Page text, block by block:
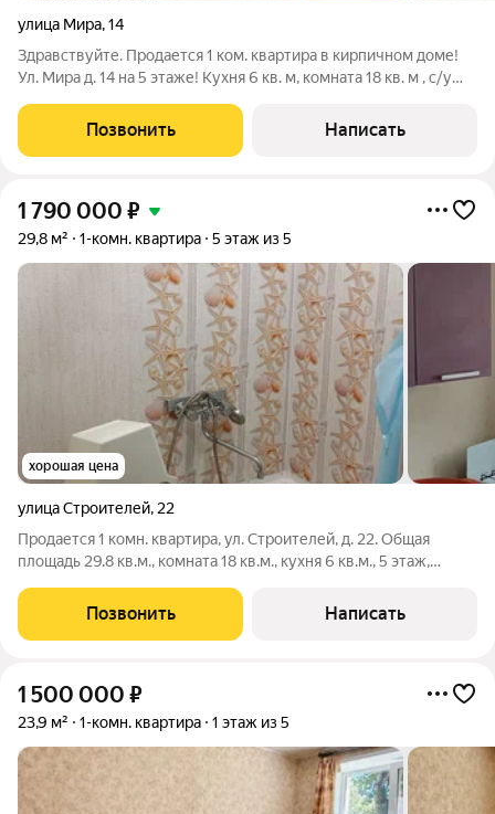
улица Мира,14
Здравствуйте. Продается 1 ком. квартира в кирпичном доме!
Ул. Мира д. 14 на 5 этаже! Кухня 6 кв. м, комната 18 кв. м , с/у
зелёный район города! В шаговой доступности школа 1, д/сад,
вокзал, а также
Позвонить Написать
1 790 000 ₽
29,8 м² 1-комн. квартира 5 этаж из 5
хорошая цена
улица Строителей, 22
Продается 1 комн. квартира, ул. Строителей, д. 22. Общая
площадь 29.8 кв.м., комната 18 кв.м., кухня 6 кв.м., 5 этаж,
детский сад, рядом школа № 6, детский сады, Нефтяник, вся
инфраструктура.
Позвонить Написать
1 500 000 ₽
23,9 м² 1-комн. квартира 1 этаж из 5